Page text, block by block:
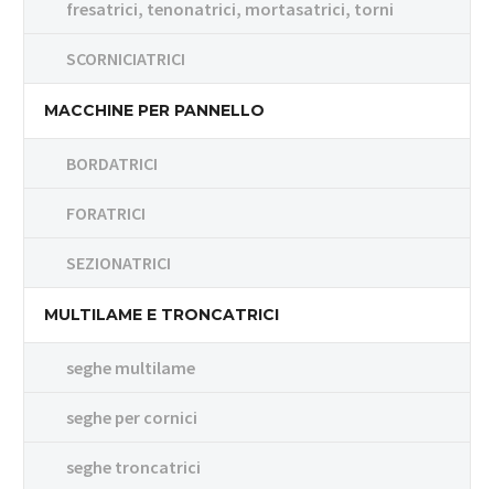
fresatrici, tenonatrici, mortasatrici, torni
SCORNICIATRICI
MACCHINE PER PANNELLO
BORDATRICI
FORATRICI
SEZIONATRICI
MULTILAME E TRONCATRICI
seghe multilame
seghe per cornici
seghe troncatrici